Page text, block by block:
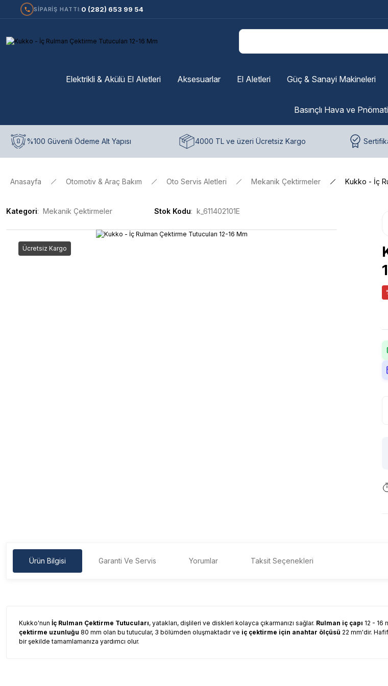
SİPARİŞ HATTI: 0 (282) 653 99 54
Elektrikli & Akülü El Aletleri Aksesuarlar El Aletleri Güç & Sanayi Makineleri
Basınçlı Hava ve
%100 Güvenli Ödeme Alt Yapısı 4000 TL ve üzeri Ücretsiz Kargo
Anasayfa Otomotiv & Araç Bakım Oto Servis Aletleri Mekanik Çektirmeler Kukko - İç
Kategori Mekanik Çektirmeler Stok Kodu k_611402101E
Ücretsiz Kargo
Ürün Bilgisi Garanti Ve Servis Yorumlar Taksit Seçenekleri
Kukko'nun İç Rulman Çektirme Tutucuları, yatakları, dişlileri ve diskleri kolayca çıkarmanızı sağlar. Rulman iç çapı 12 - 16
çektirme uzunluğu 80 mm olan bu tutucular, 3 bölümden oluşmaktadır ve iç çektirme için anahtar ölçüsü 22 mm'dir.
bir şekilde tamamlamanıza yardımcı olur.